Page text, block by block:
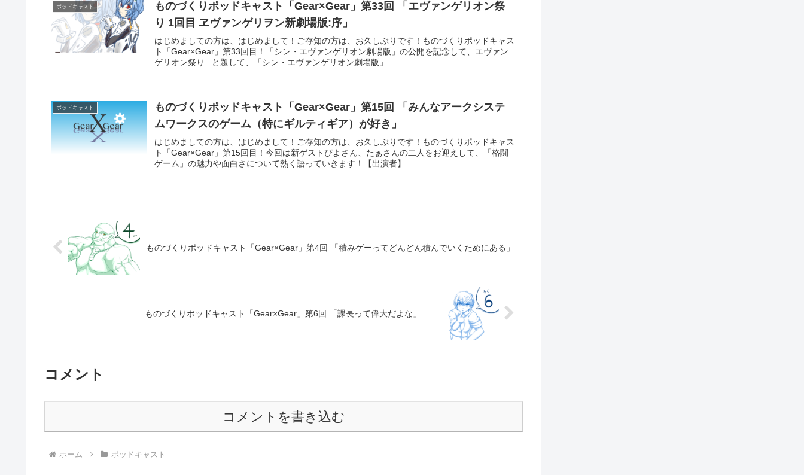
ポッドキャスト
ものづくりポッドキャスト「Gear×Gear」第33回 「エヴァンゲリオン祭
り 1回目 ヱヴァンゲリヲン新劇場版:序」
はじめましての方は、はじめまして！ご存知の方は、お久しぶりです！ものづくりポッドキャス
ト「Gear×Gear」第33回目！「シン・エヴァンゲリオン劇場版」の公開を記念して、エヴァン
ゲリオン祭り...と題して、「シン・エヴァンゲリオン劇場版」...
ポッドキャスト
ものづくりポッドキャスト「Gear×Gear」第15回 「みんなアークシステ
ムワークスのゲーム（特にギルティギア）が好き」
はじめましての方は、はじめまして！ご存知の方は、お久しぶりです！ものづくりポッドキャス
ト「Gear×Gear」第15回目！今回は新ゲストぴよさん、たぁさんの二人をお迎えして、「格闘
ゲーム」の魅力や面白さについて熱く語っていきます！【出演者】...
ものづくりポッドキャスト「Gear×Gear」第4回 「積みゲーってどんどん積んでいくためにある」
ものづくりポッドキャスト「Gear×Gear」第6回 「課長って偉大だよな」
コメント
コメントを書き込む
ホーム ポッドキャスト